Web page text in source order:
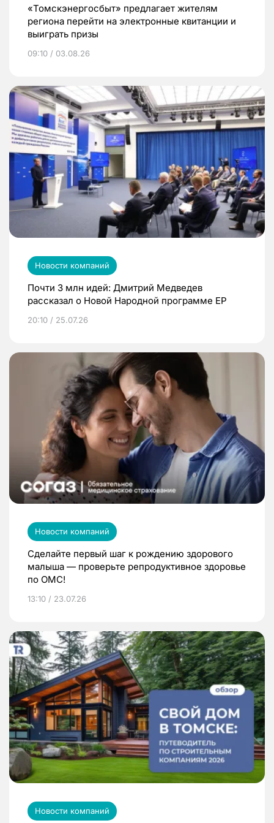
«Томскэнергосбыт» предлагает жителям
региона перейти на электронные квитанции и
выиграть призы
09:10 / 03.08.26
Новости компаний
Почти 3 млн идей: Дмитрий Медведев
рассказал о Новой Народной программе ЕР
20:10 / 25.07.26
Новости компаний
Сделайте первый шаг к рождению здорового
малыша — проверьте репродуктивное здоровье
по ОМС!
13:10 / 23.07.26
Новости компаний